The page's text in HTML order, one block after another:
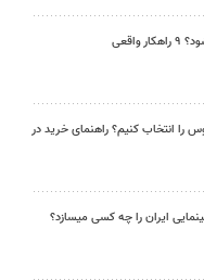
را انتخاب کنیم؟ راهنمای خرید در
ایران را چه کسی میسازد؟